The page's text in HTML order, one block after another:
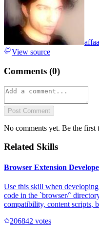
View source
Comments (0)
Post Comment
No comments yet. Be the first
Related Skills
Browser Extension
Use this skill when
code in the `browser/`
compatibility, content scripts,
206842 votes